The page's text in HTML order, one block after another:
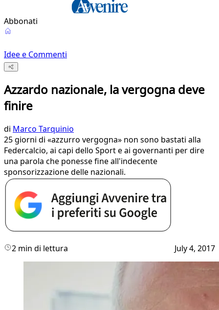
Abbonati
Idee e Commenti
Azzardo nazionale, la vergogna deve
finire
di Marco Tarquinio
25 giorni di «azzurro vergogna» non sono bastati alla
Federcalcio, ai capi dello Sport e ai governanti per dire
una parola che ponesse fine all'indecente
sponsorizzazione delle nazionali.
2 min di lettura July 4, 2017